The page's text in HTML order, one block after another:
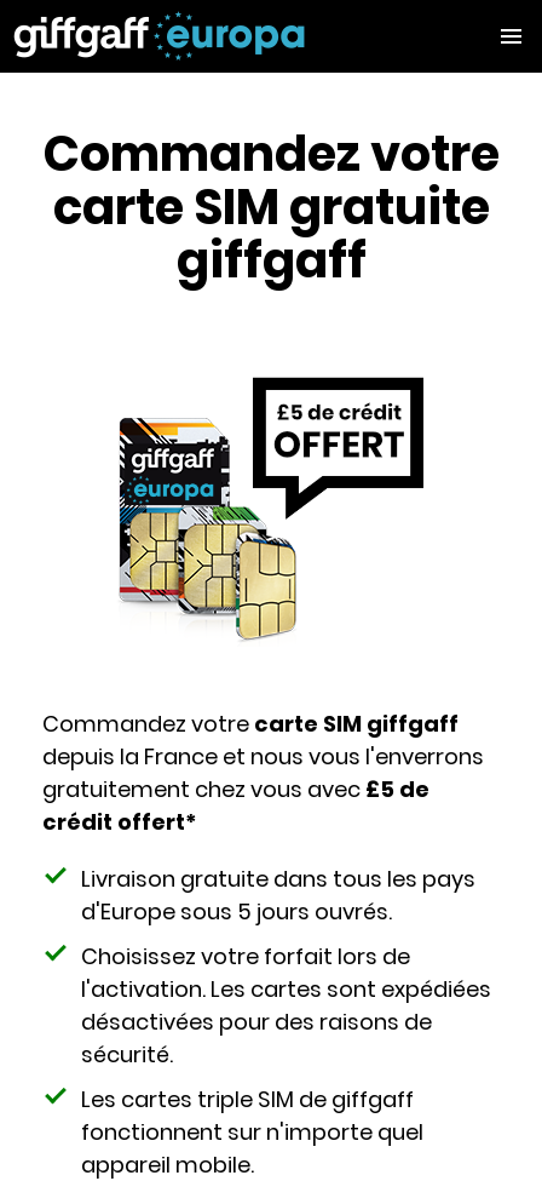
Commandez votre
carte SIM gratuite
giffgaff
Commandez votre carte SIM giffgaff
depuis la France et nous vous l'enverrons
gratuitement chez vous avec £5 de
crédit offert*
Livraison gratuite dans tous les pays
d'Europe sous 5 jours ouvrés.
Choisissez votre forfait lors de
l'activation. Les cartes sont expédiées
désactivées pour des raisons de
sécurité.
Les cartes triple SIM de giffgaff
fonctionnent sur n'importe quel
appareil mobile.